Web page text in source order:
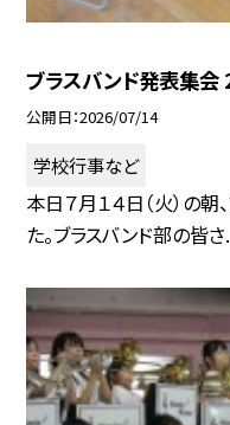
ブラスバンド発表集
公開日 2026/07/14
学校行事など
本日７月１４日（火）の
た。ブラスバンド部の皆さ